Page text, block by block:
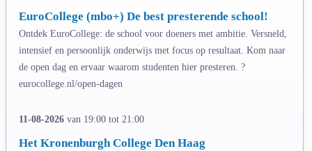
EuroCollege (mbo+) De best presterende school!
Ontdek EuroCollege: de school voor doeners met ambitie. Versneld,
intensief en persoonlijk onderwijs met focus op resultaat. Kom naar
de open dag en ervaar waarom studenten hier presteren. ?
eurocollege.nl/open-dagen
11-08-2026 van 19:00 tot 21:00
Het Kronenburgh College Den Haag